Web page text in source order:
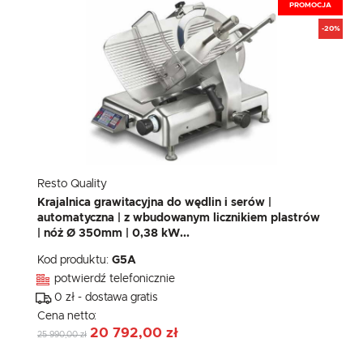
PROMOCJA
-20%
Resto Quality
Krajalnica grawitacyjna do wędlin i serów |
automatyczna | z wbudowanym licznikiem plastrów
| nóż Ø 350mm | 0,38 kW...
Kod produktu: G5A
potwierdź telefonicznie
0 zł - dostawa gratis
Cena netto:
25 990,00 zł 20 792,00 zł